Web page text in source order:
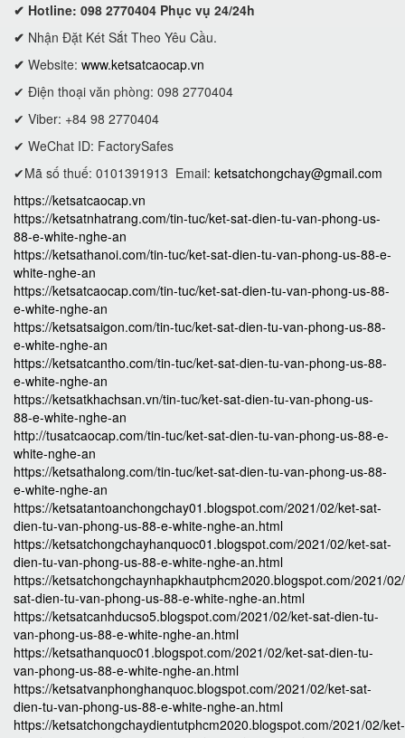
✔ Hotline: 098 2770404 Phục vụ 24/24h
✔ Nhận Đặt Két Sắt Theo Yêu Cầu.
✔ Website: www.ketsatcaocap.vn
✔ Điện thoại văn phòng: 098 2770404
✔ Viber: +84 98 2770404
✔ WeChat ID: FactorySafes
✔Mã số thuế: 0101391913 Email: ketsatchongchay@gmail.com
https://ketsatcaocap.vn
https://ketsatnhatrang.com/tin-tuc/ket-sat-dien-tu-van-phong-us-
88-e-white-nghe-an
https://ketsathanoi.com/tin-tuc/ket-sat-dien-tu-van-phong-us-88-e-
white-nghe-an
https://ketsatcaocap.com/tin-tuc/ket-sat-dien-tu-van-phong-us-88-
e-white-nghe-an
https://ketsatsaigon.com/tin-tuc/ket-sat-dien-tu-van-phong-us-88-
e-white-nghe-an
https://ketsatcantho.com/tin-tuc/ket-sat-dien-tu-van-phong-us-88-
e-white-nghe-an
https://ketsatkhachsan.vn/tin-tuc/ket-sat-dien-tu-van-phong-us-
88-e-white-nghe-an
http://tusatcaocap.com/tin-tuc/ket-sat-dien-tu-van-phong-us-88-e-
white-nghe-an
https://ketsathalong.com/tin-tuc/ket-sat-dien-tu-van-phong-us-88-
e-white-nghe-an
https://ketsatantoanchongchay01.blogspot.com/2021/02/ket-sat-
dien-tu-van-phong-us-88-e-white-nghe-an.html
https://ketsatchongchayhanquoc01.blogspot.com/2021/02/ket-sat-
dien-tu-van-phong-us-88-e-white-nghe-an.html
https://ketsatchongchaynhapkhautphcm2020.blogspot.com/2021/
sat-dien-tu-van-phong-us-88-e-white-nghe-an.html
https://ketsatcanhducso5.blogspot.com/2021/02/ket-sat-dien-tu-
van-phong-us-88-e-white-nghe-an.html
https://ketsathanquoc01.blogspot.com/2021/02/ket-sat-dien-tu-
van-phong-us-88-e-white-nghe-an.html
https://ketsatvanphonghanquoc.blogspot.com/2021/02/ket-sat-
dien-tu-van-phong-us-88-e-white-nghe-an.html
https://ketsatchongchaydientutphcm2020.blogspot.com/2021/02/ket-